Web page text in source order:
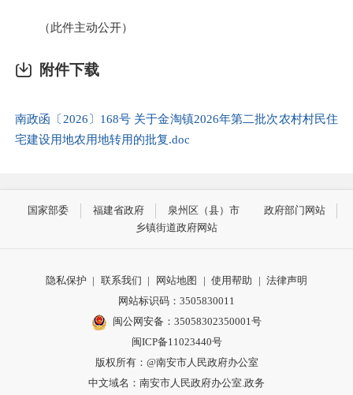
（此件主动公开）
附件下载
南政函〔2026〕168号 关于金淘镇2026年第二批次农村村民住
宅建设用地农用地转用的批复.doc
国家部委 福建省政府 泉州区（县）市
政府部门网站
乡镇街道政府网站
隐私保护 | 联系我们 | 网站地图 | 使用帮助 | 法律声明
网站标识码：3505830011
闽公网安备：35058302350001号
闽ICP备11023440号
版权所有：@南安市人民政府办公室
中文域名：南安市人民政府办公室.政务